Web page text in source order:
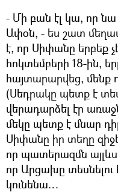
- Մի բան էլ կա, որ նա
Ափօն, - ես շատ
է, որ Սիփանը երբեք
հոկտեմբերի 18-ին,
հայտարարվեց, մենք
(Սեդրակը պետք է
վերադարձել էր
մեկը պետք է մնար
Սիփանը իր տեղը
որ պատերազմն
որ Արցախը տեսնելու
կունենա…